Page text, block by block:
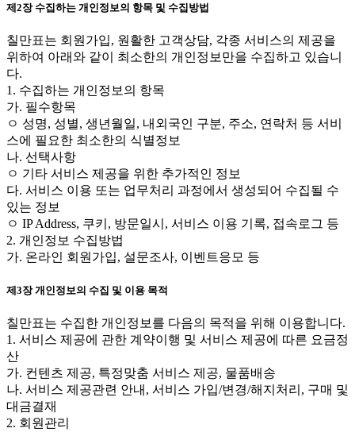
제2장 수집하는 개인정보의 항목 및 수집방법
칠만표는 회원가입, 원활한 고객상담, 각종 서비스의 제공을
위하여 아래와 같이 최소한의 개인정보만을 수집하고 있습니
다.
1. 수집하는 개인정보의 항목
가. 필수항목
ㅇ 성명, 성별, 생년월일, 내외국인 구분, 주소, 연락처 등 서비
스에 필요한 최소한의 식별정보
나. 선택사항
ㅇ 기타 서비스 제공을 위한 추가적인 정보
다. 서비스 이용 또는 업무처리 과정에서 생성되어 수집될 수
있는 정보
ㅇ IP Address, 쿠키, 방문일시, 서비스 이용 기록, 접속로그 등
2. 개인정보 수집방법
가. 온라인 회원가입, 설문조사, 이벤트응모 등
제3장 개인정보의 수집 및 이용 목적
칠만표는 수집한 개인정보를 다음의 목적을 위해 이용합니다.
1. 서비스 제공에 관한 계약이행 및 서비스 제공에 따른 요금정
산
가. 컨텐츠 제공, 특정맞춤 서비스 제공, 물품배송
나. 서비스 제공관련 안내, 서비스 가입/변경/해지처리, 구매 및
대금결재
2. 회원관리